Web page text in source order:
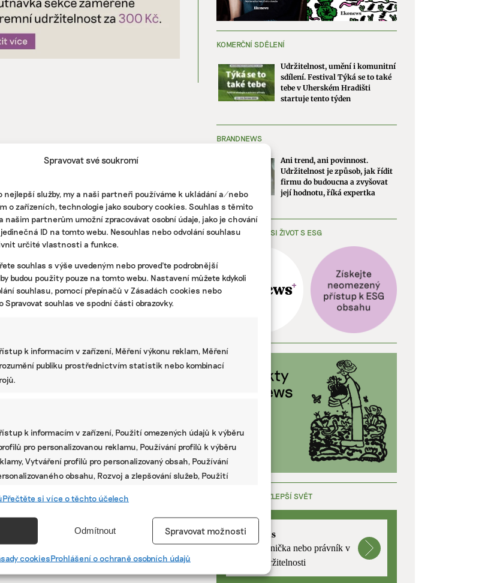
Spravovat své soukromí
nejlepší služby, my a naši partneři používáme k ukládání a/nebo
o zařízeních, technologie jako soubory cookies. Souhlas s těmito
našim partnerům umožní zpracovávat osobní údaje, jako je chování
ID na tomto webu. Nesouhlas nebo odvolání souhlasu
určité vlastnosti a funkce.
souhlas s výše uvedeným nebo proveďte podrobnější
budou použity pouze na tomto webu. Nastavení můžete kdykoli
souhlasu, pomocí přepínačů v Zásadách cookies nebo
souhlas ve spodní části obrazovky.
k informacím v zařízení, Měření výkonu reklam, Měření
publiku prostřednictvím statistik nebo kombinací
k informacím v zařízení, Použití omezených údajů k výběru
pro personalizovanou reklamu, Používání profilů k výběru
Vytváření profilů pro personalizovaný obsah, Používání
obsahu, Rozvoj a zlepšování služeb, Použití
údajů z jiných zdrojů údajů, Propojení různých
zařízení na základě automaticky přenášených
Přečtěte si více o těchto účelech
Odmítnout Spravovat možnosti
cookiesProhlášení o ochraně osobních údajů
KOMERČNÍ SDĚLENÍ
Udržitelnost, umění i komunitní
sdílení. Festival Týká se to také
tebe v Uherském Hradišti
startuje tento týden
BRANDNEWS
Ani trend, ani povinnost.
Udržitelnost je způsob, jak řídit
firmu do budoucna a zvyšovat
její hodnotu, říká expertka
ZJEDNODUŠTE SI ŽIVOT S ESG
PRÁCE, KTERÁ ZLEPŠÍ SVĚT
mutualus
Stáž: právnička nebo právník v
oblasti udržitelnosti